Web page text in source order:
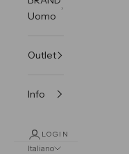
Uomo
Outlet
Info
LOGIN
Italiano